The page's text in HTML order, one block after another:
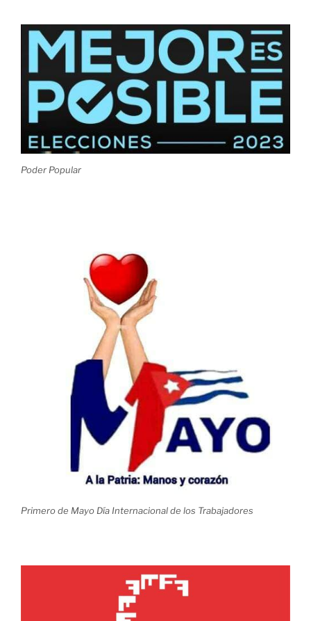
Poder Popular
Primero de Mayo Día Internacional de los Trabajadores